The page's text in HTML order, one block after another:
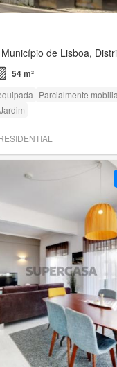
de Lisboa,
54 m²
Parcialmente
Jardim